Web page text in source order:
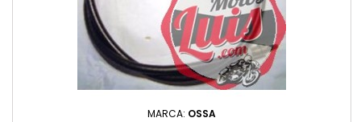
MARCA: OSSA